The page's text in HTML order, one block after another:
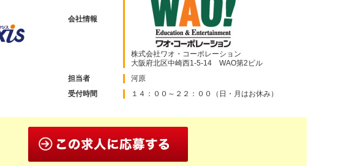
会社情報
株式会社ワオ・コーポレーション
大阪府北区中崎西1-5-14 WAO第2ビル
担当者 河原
受付時間 １４：００～２２：００（日・月はお休み）